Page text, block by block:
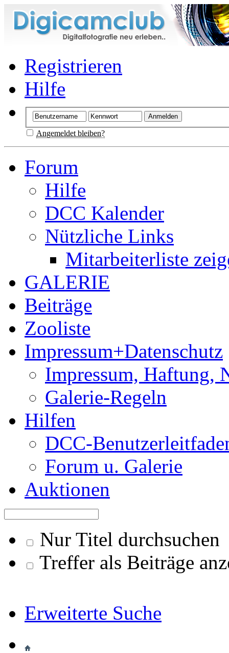
Registrieren
Hilfe
Angemeldet bleiben?
Forum
Hilfe
DCC Kalender
Nützliche Links
Mitarbeiterliste
GALERIE
Beiträge
Zooliste
Impressum+Datenschutz
Impressum, Haftung,
Galerie-Regeln
Hilfen
DCC-
Forum u. Galerie
Auktionen
Nur Titel durchsuchen
Treffer als Beiträge
Erweiterte Suche